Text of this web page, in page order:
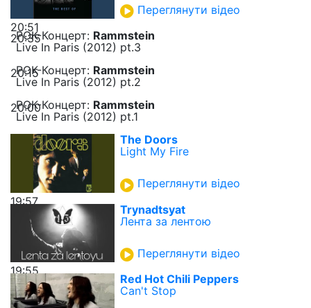
20:51
Переглянути відео
20:35
РОК-Концерт: Rаmmstein
Live In Paris (2012) pt.3
20:15
РОК-Концерт: Rаmmstein
Live In Paris (2012) pt.2
20:00
РОК-Концерт: Rаmmstein
Live In Paris (2012) pt.1
19:57
The Doors
Light My Fire
Переглянути відео
19:55
Trynadtsyat
Лента за лентою
Переглянути відео
Red Hot Chili Peppers
Can't Stop